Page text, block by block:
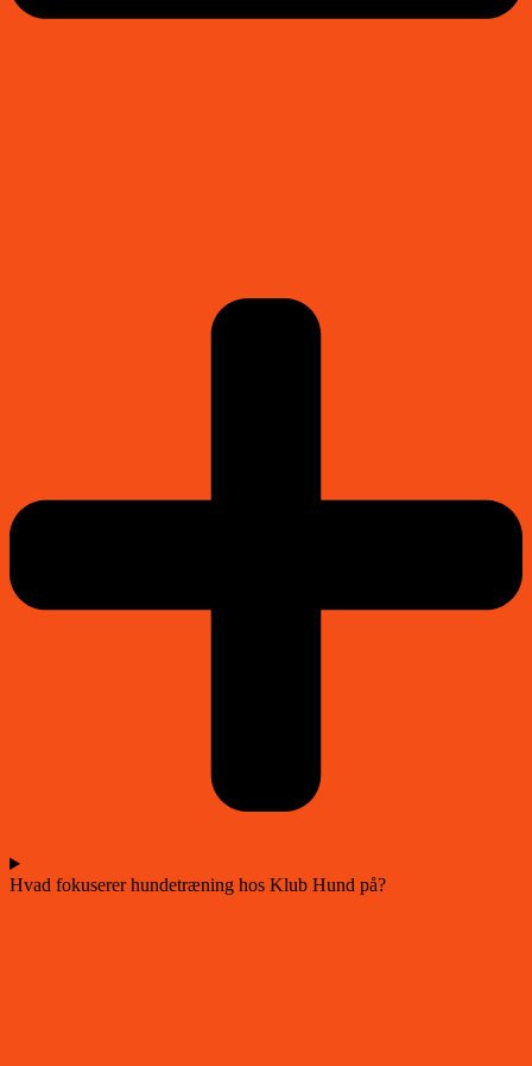
Hvad fokuserer hundetræning hos Klub Hund på?